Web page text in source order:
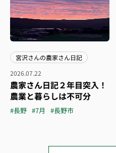
宮沢さんの農家さん日記
2026.07.22
農家さん日記２年目突入！
農業と暮らしは不可分
#長野 #7月 #長野市